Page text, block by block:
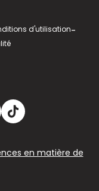
d'utilisation-
en matière de